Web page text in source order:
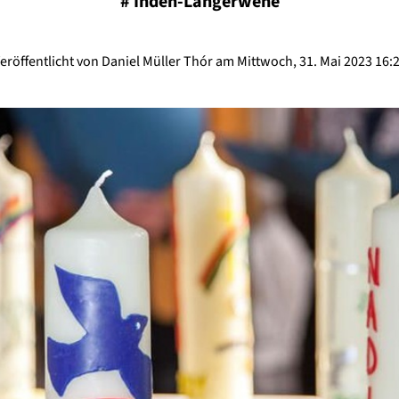
von Daniel Müller Thór am Mittwoch, 31. Mai 2023